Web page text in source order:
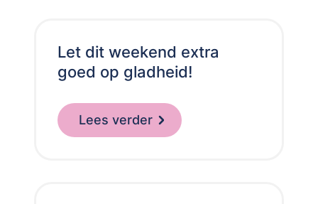
Let dit weekend extra
goed op gladheid!
Lees verder